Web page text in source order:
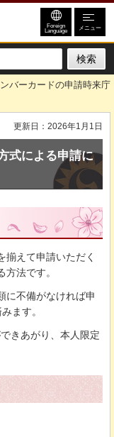
Foreign
Language メニュー
バーカードの申請時来庁
更新日：2026年1月1日
式による申請に
揃えて申請いただく
法です。
に不備がなければ申
ます。
きあがり、本人限定